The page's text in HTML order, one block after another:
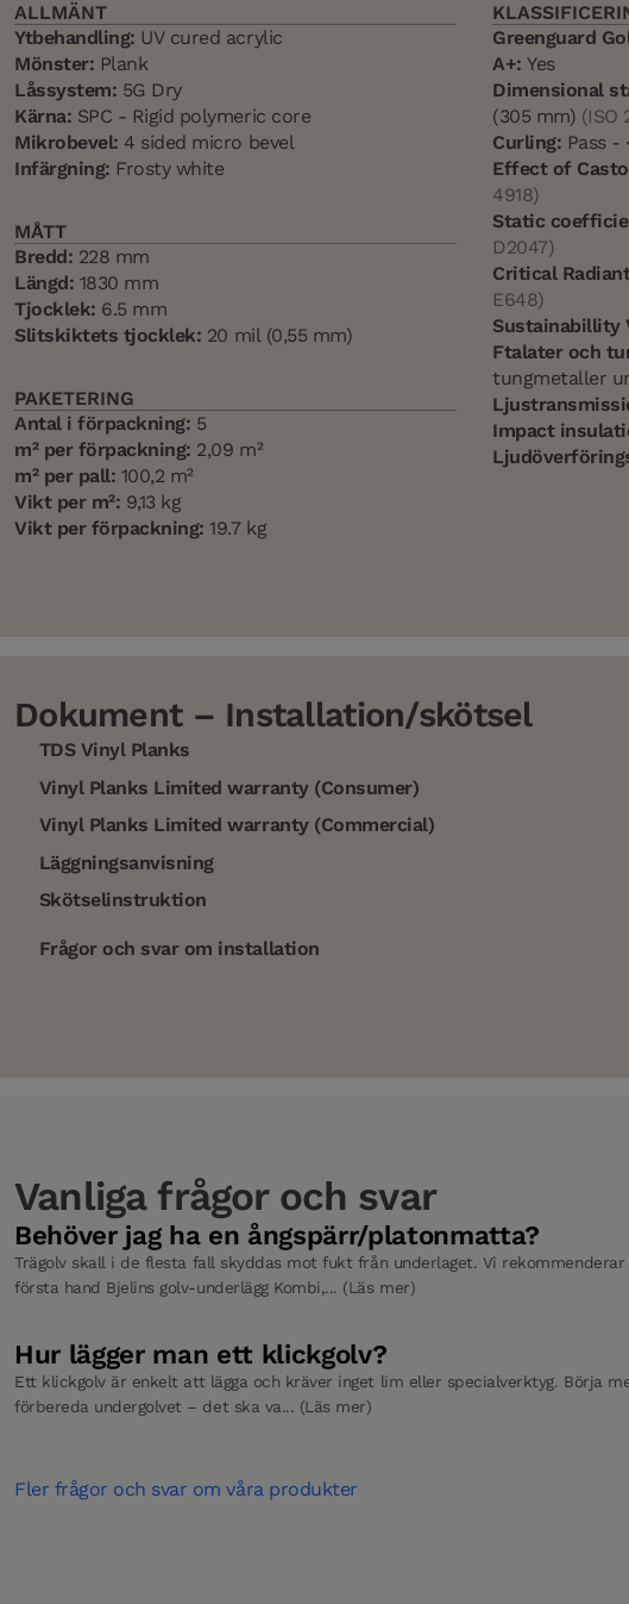
ALLMÄNT
Ytbehandling: UV cured acrylic
Mönster: Plank
Låssystem: 5G Dry
Kärna: SPC - Rigid polymeric core
Mikrobevel: 4 sided micro bevel
Infärgning: Frosty white
MÅTT
Bredd: 228 mm
Längd: 1830 mm
Tjocklek: 6.5 mm
Slitskiktets tjocklek: 20 mil (0,55 mm)
PAKETERING
Antal i förpackning: 5
m² per förpackning: 2,09 m²
m² per pall: 100,2 m²
Vikt per m²: 9,13 kg
Vikt per förpackning: 19.7 kg
Greenguard
A+: Yes
Dimensional
(305 mm) (ISO
Curling: Pass -
Effect of
4918)
Static
D2047)
Critical
E648)
Sustainabillity
Ftalater och
tungmetaller
Impact
Dokument – Installation/skötsel
TDS Vinyl Planks
Vinyl Planks Limited warranty (Consumer)
Vinyl Planks Limited warranty (Commercial)
Läggningsanvisning
Skötselinstruktion
Frågor och svar om installation
Vanliga frågor och svar
Behöver jag ha en ångspärr/platonmatta?
Trägolv skall i de flesta fall skyddas mot fukt från underlaget. Vi rekommenderar
första hand Bjelins golv-underlägg Kombi,... (Läs mer)
Hur lägger man ett klickgolv?
Ett klickgolv är enkelt att lägga och kräver inget lim eller specialverktyg. Börja
förbereda undergolvet – det ska va... (Läs mer)
Fler frågor och svar om våra produkter